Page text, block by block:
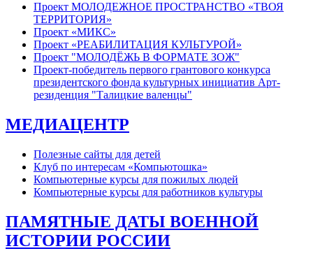
Проект МОЛОДЕЖНОЕ ПРОСТРАНСТВО «ТВОЯ
ТЕРРИТОРИЯ»
Проект «МИКС»
Проект «РЕАБИЛИТАЦИЯ КУЛЬТУРОЙ»
Проект "МОЛОДЁЖЬ В ФОРМАТЕ ЗОЖ"
Проект-победитель первого грантового конкурса
президентского фонда культурных инициатив Арт-
резиденция "Талицкие валенцы"
МЕДИАЦЕНТР
Полезные сайты для детей
Клуб по интересам «Компьютошка»
Компьютерные курсы для пожилых людей
Компьютерные курсы для работников культуры
ПАМЯТНЫЕ ДАТЫ ВОЕННОЙ
ИСТОРИИ РОССИИ